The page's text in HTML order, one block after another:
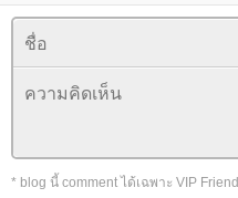
* blog นี้ comment ได้เฉพาะ VIP Friend